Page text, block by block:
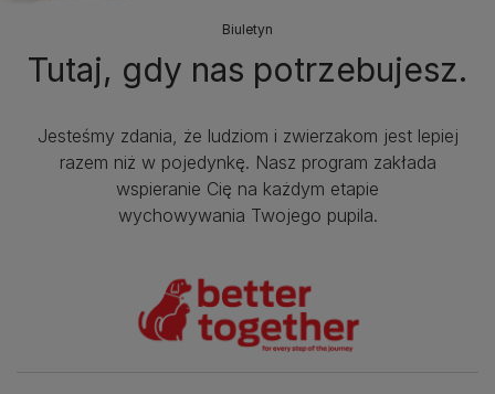
Biuletyn
Tutaj, gdy nas potrzebujesz.
Jesteśmy zdania, że ludziom i zwierzakom jest lepiej
razem niż w pojedynkę. Nasz program zakłada
wspieranie Cię na każdym etapie
wychowywania Twojego pupila.